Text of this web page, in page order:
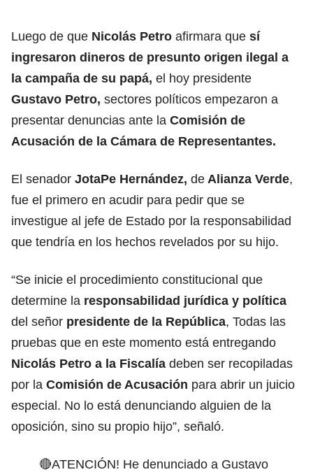
Luego de que Nicolás Petro afirmara que sí
ingresaron dineros de presunto origen ilegal a
la campaña de su papá, el hoy presidente
Gustavo Petro, sectores políticos empezaron a
presentar denuncias ante la Comisión de
Acusación de la Cámara de Representantes.
El senador JotaPe Hernández, de Alianza Verde,
fue el primero en acudir para pedir que se
investigue al jefe de Estado por la responsabilidad
que tendría en los hechos revelados por su hijo.
“Se inicie el procedimiento constitucional que
determine la responsabilidad jurídica y política
del señor presidente de la República, Todas las
pruebas que en este momento está entregando
Nicolás Petro a la Fiscalía deben ser recopiladas
por la Comisión de Acusación para abrir un juicio
especial. No lo está denunciando alguien de la
oposición, sino su propio hijo”, señaló.
🔴ATENCIÓN! He denunciado a Gustavo